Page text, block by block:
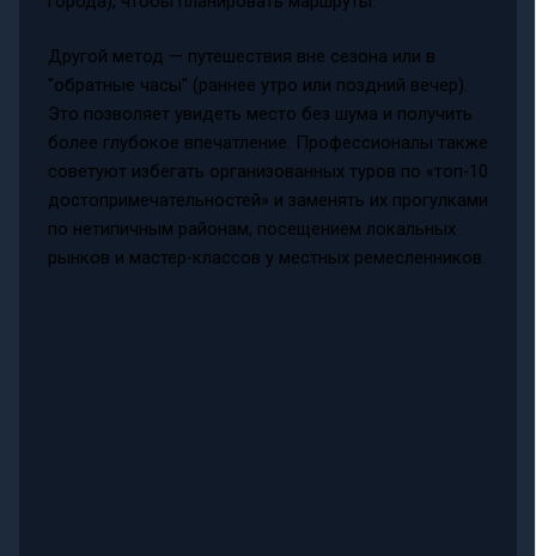
Другой метод — путешествия вне сезона или в
"обратные часы" (раннее утро или поздний вечер).
Это позволяет увидеть место без шума и получить
более глубокое впечатление. Профессионалы также
советуют избегать организованных туров по «топ-10
достопримечательностей» и заменять их прогулками
по нетипичным районам, посещением локальных
рынков и мастер-классов у местных ремесленников.